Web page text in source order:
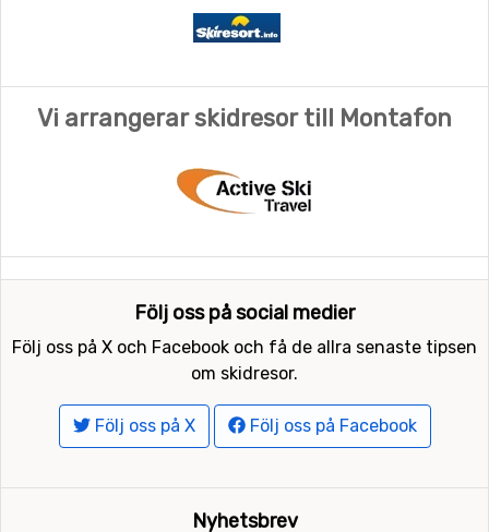
Vi arrangerar skidresor till Montafon
Följ oss på social medier
Följ oss på X och Facebook och få de allra senaste tipsen
om skidresor.
Följ oss på X Följ oss på Facebook
Nyhetsbrev